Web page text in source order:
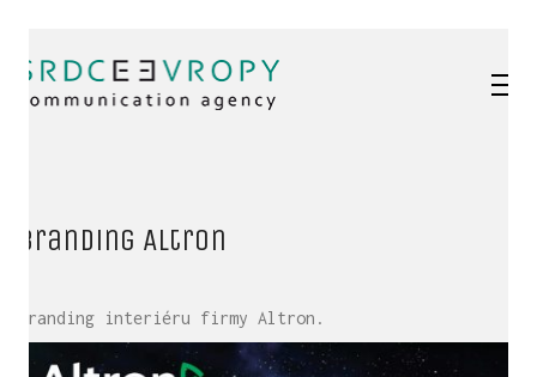
Branding Altron
Branding interiéru firmy Altron.